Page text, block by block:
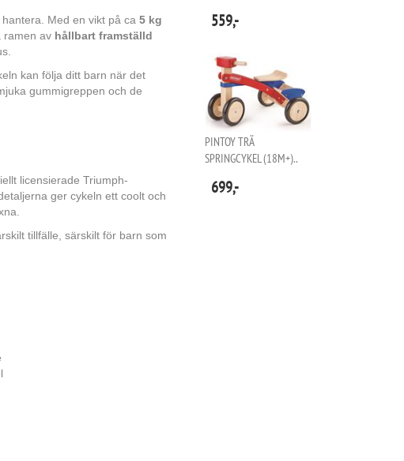
Med en vikt på ca 5 kg
ramen av hållbart framställd
kan följa ditt barn när det
gummigreppen och de
licensierade Triumph-
ger cykeln ett coolt och
tillfälle, särskilt för barn som
559,-
PINTOY TRÄ
SPRINGCYKEL (18M+)..
699,-